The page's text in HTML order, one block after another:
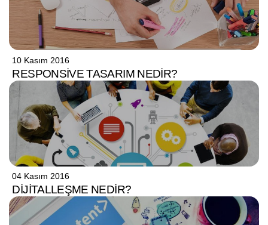
10 Kasım 2016
RESPONSIVE TASARIM NEDIR?
04 Kasım 2016
DIJITALLEŞME NEDIR?